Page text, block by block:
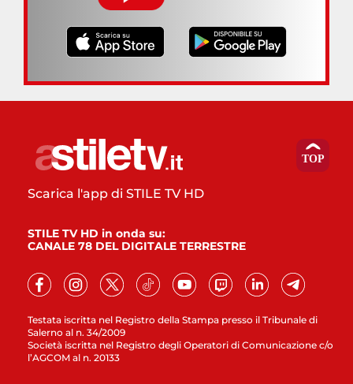
Testata iscritta nel Registro della Stampa presso il Tribunale di
Salerno al n. 34/2009
Società iscritta nel Registro degli Operatori di Comunicazione c/o
l’AGCOM al n. 20133
Scarica l'app di STILE TV HD
STILE TV HD in onda su:
CANALE 78 DEL DIGITALE TERRESTRE